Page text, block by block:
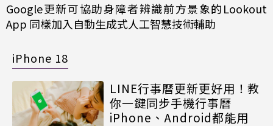
Google更新可協助身障者辨識前方景象的Lookout
App 同樣加入自動生成式人工智慧技術輔助
iPhone 18
LINE行事曆更新更好用！教
你一鍵同步手機行事曆
iPhone、Android都能用